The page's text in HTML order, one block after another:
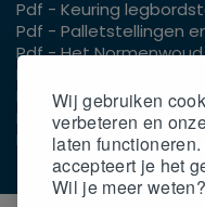
Wij gebruiken
verbeteren en
laten
accepteert je het
Wil je meer
Pdf - Keuring
Pdf - Palletstellingen
Pdf - Het Normenwoud
Pdf - Vrije hoogte
Pdf - Gangpaden voor
Pdf -
Pdf -